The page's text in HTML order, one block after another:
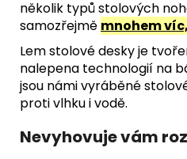
několik typů stolových
samozřejmě mnohem
Lem stolové desky je
nalepena technologií na
jsou námi vyráběné
proti vlhku i vodě.
Nevyhovuje vám